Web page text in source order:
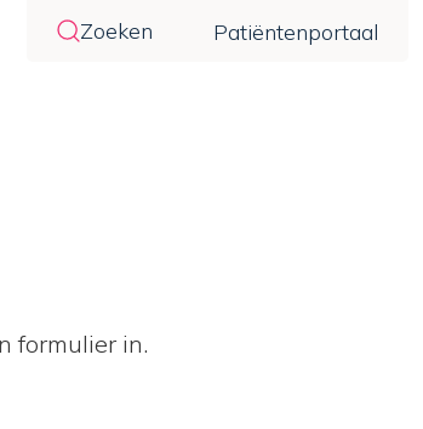
Zoeken Patiëntenportaal
formulier in.